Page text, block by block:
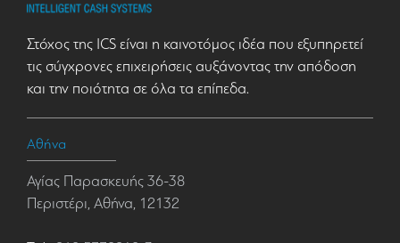
Στόχος της ICS είναι η καινοτόμος ιδέα που εξυπηρετεί
τις σύγχρονες επιχειρήσεις αυξάνοντας την απόδοση
και την ποιότητα σε όλα τα επίπεδα.
Αθήνα
Αγίας Παρασκευής 36-38
Περιστέρι, Αθήνα, 12132